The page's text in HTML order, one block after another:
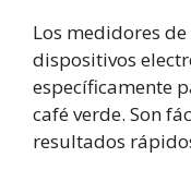
Los medidores
dispositivos
específicamente
café verde. Son
resultados